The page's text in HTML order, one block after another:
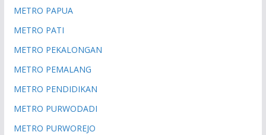
METRO PAPUA
METRO PATI
METRO PEKALONGAN
METRO PEMALANG
METRO PENDIDIKAN
METRO PURWODADI
METRO PURWOREJO